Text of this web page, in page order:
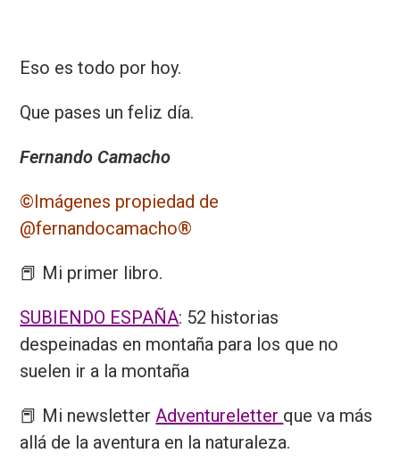
Eso es todo por hoy.
Que pases un feliz día.
Fernando Camacho
©️Imágenes propiedad de
@fernandocamacho®️
📕 Mi primer libro.
SUBIENDO ESPAÑA: 52 historias
despeinadas en montaña para los que no
suelen ir a la montaña
📕 Mi newsletter Adventureletter que va más
allá de la aventura en la naturaleza.